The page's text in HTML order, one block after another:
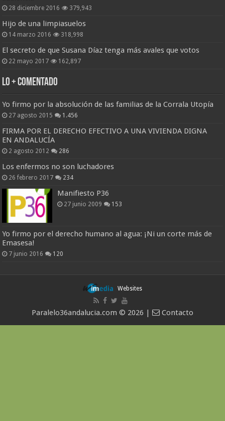
28 diciembre 2016 379,943
Hijo de una limpiasuelos
14 marzo 2016 318,998
El secreto de que Susana Díaz tenga más avales que votos
22 mayo 2017 162,897
Lo + Comentado
Yo firmo por la absolución de las familias de la Corrala Utopía
27 agosto 2015 1.456
FIRMA POR EL DERECHO EFECTIVO A UNA VIVIENDA DIGNA
EN ANDALUCÍA
2 agosto 2012 286
Los enfermos no son luchadores
26 febrero 2017 234
Manifiesto P36
27 junio 2009 153
Yo firmo por el derecho humano al agua: ¡Ni un corte más de
Emasesa!
7 junio 2016 120
Websites
Paralelo36andalucia.com © 2026 | Contacto